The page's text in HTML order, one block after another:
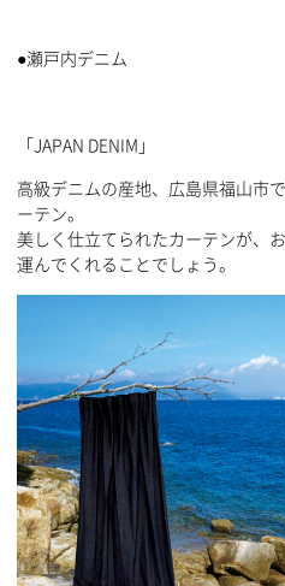
●瀬戸内デニム
「JAPAN DENIM」
高級デニムの産地、広島県福山市
ーテン。
美しく仕立てられたカーテンが、
運んでくれることでしょう。